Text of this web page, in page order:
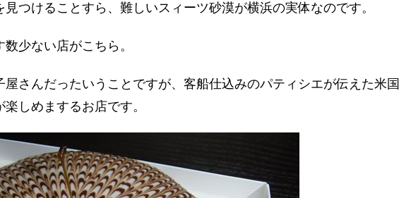
つけることすら、難しいスィーツ砂漠が横浜の実体なのです。
少ない店がこちら。
さんだったいうことですが、客船仕込みのパティシエが伝えた米国
しめまするお店です。